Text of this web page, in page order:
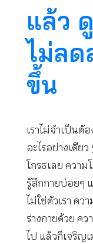
แล้ว
ไม่ลด
ขึ้น
เราไม่จำเป็นต้
อะไรอย่างเดีย
โกรธเลย ควา
รู้สึกกายบ่อยๆ
ไม่ใช่ตัวเรา คว
ร่างกายด้วย คว
ไป แล้วก็เจริญ